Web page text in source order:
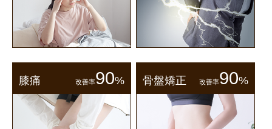
膝痛 改善率90% 骨盤矯正 改善率90%